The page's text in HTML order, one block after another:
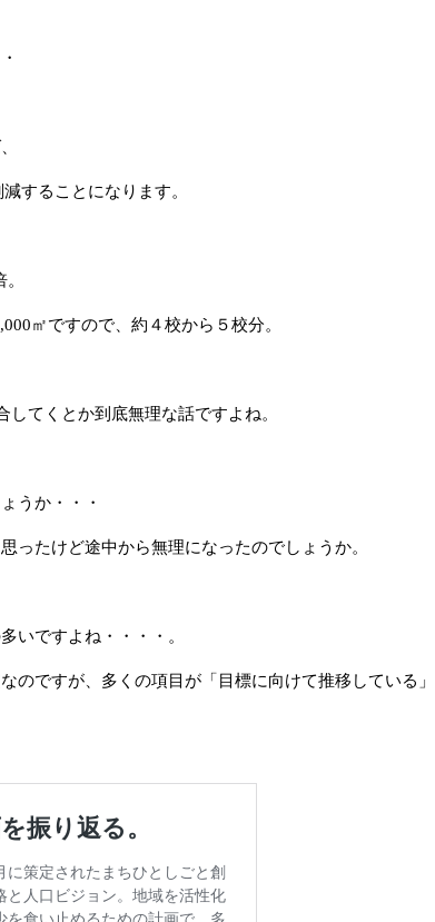
することになります。
㎡ですので、約４校から５校分。
てくとか到底無理な話ですよね。
うか・・・
ったけど途中から無理になったのでしょうか。
いですよね・・・・。
のですが、多くの項目が「目標に向けて推移している」